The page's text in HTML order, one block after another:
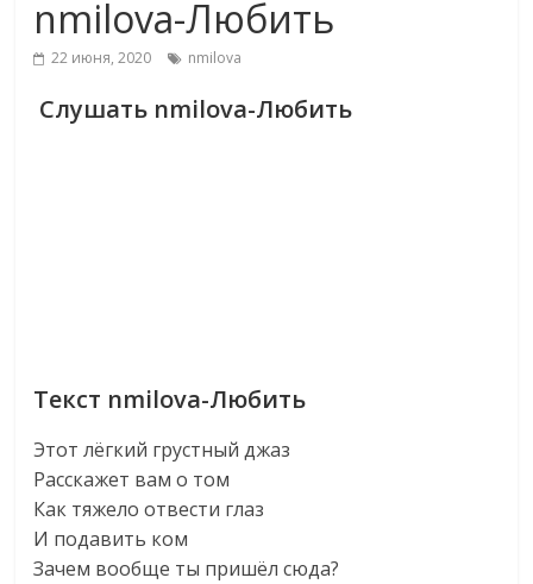
nmilova-Любить
22 июня, 2020 nmilova
Слушать nmilova-Любить
Текст nmilova-Любить
Этот лёгкий грустный джаз
Расскажет вам о том
Как тяжело отвести глаз
И подавить ком
Зачем вообще ты пришёл сюда?